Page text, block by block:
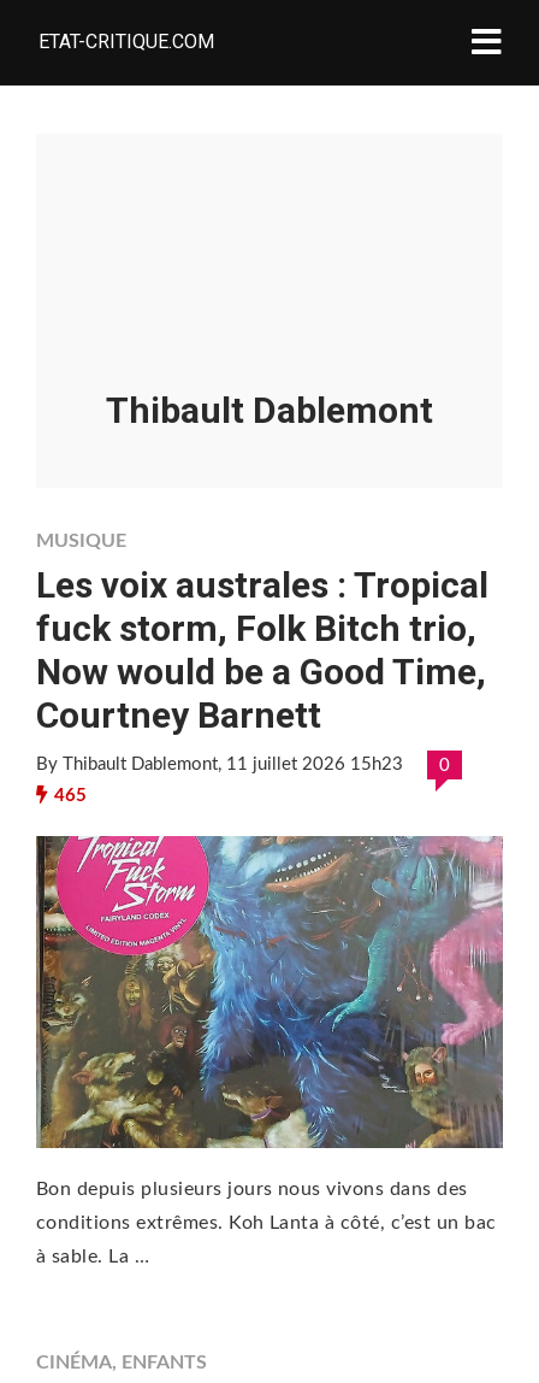
ETAT-CRITIQUE.COM
Thibault Dablemont
MUSIQUE
Les voix australes : Tropical
fuck storm, Folk Bitch trio,
Now would be a Good Time,
Courtney Barnett
By Thibault Dablemont, 11 juillet 2026 15h23
0
465
Bon depuis plusieurs jours nous vivons dans des
conditions extrêmes. Koh Lanta à côté, c’est un bac
à sable. La …
CINÉMA, ENFANTS